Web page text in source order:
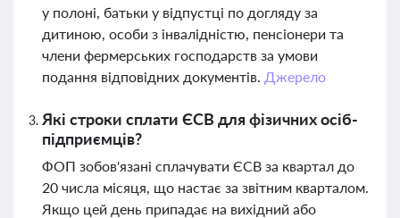
у полоні, батьки у відпустці по догляду за
дитиною, особи з інвалідністю, пенсіонери та
члени фермерських господарств за умови
подання відповідних документів. Джерело
Які строки сплати ЄСВ для фізичних осіб-
підприємців?
ФОП зобов'язані сплачувати ЄСВ за квартал до
20 числа місяця, що настає за звітним кварталом.
Якщо цей день припадає на вихідний або